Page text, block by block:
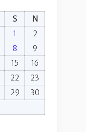
S
N
1
2
8
9
15
16
22
23
29
30